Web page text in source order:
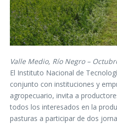
Valle Medio, Río Negro –
El Instituto Nacional de
conjunto con instituciones y
agropecuario, invita a
todos los interesados en la
pasturas a participar de dos